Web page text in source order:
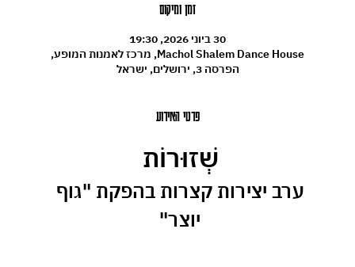
זמן ומיקום
30 ביוני 2026, 19:30
Machol Shalem Dance House, מרכז לאמנות המופע,
הפרסה 3, ירושלים, ישראל
פרטי האירוע
שְׁזוּרוֹת
ערב יצירות קצרות בהפקת "גוף
יוצר"